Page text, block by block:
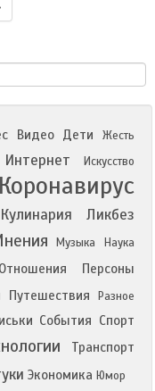
Видео Дети
Жесть
Интернет Искусство
Коронавирус
Кулинария Ликбез
Музыка Наука
Отношения Персоны
Путешествия
Разное
События Спорт
Транспорт
Экономика Юмор